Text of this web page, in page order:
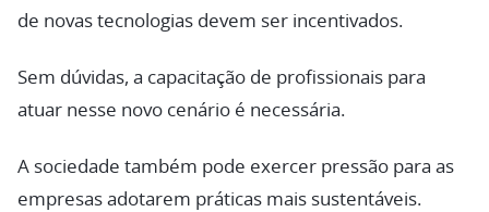
de novas tecnologias devem ser incentivados.
Sem dúvidas, a capacitação de profissionais para
atuar nesse novo cenário é necessária.
A sociedade também pode exercer pressão para as
empresas adotarem práticas mais sustentáveis.